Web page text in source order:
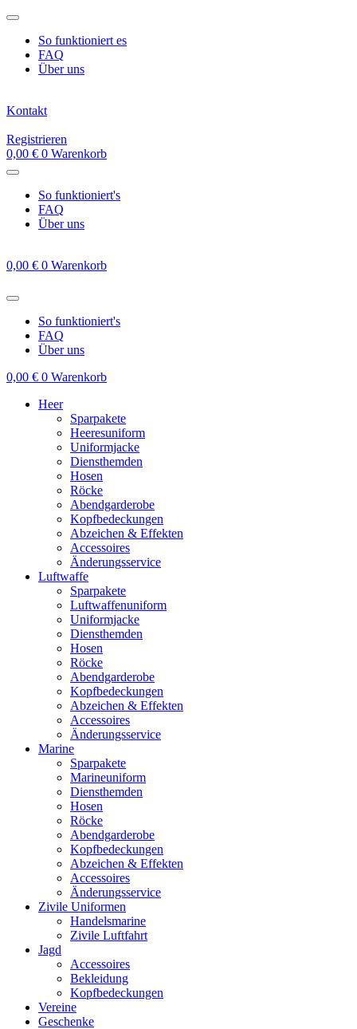
Zum
springenSo funktioniert es
FAQ
Über uns
Kontakt
Registrieren
0,00 € 0 Warenkorb
So funktioniert's
FAQ
Über uns
0,00 € 0 Warenkorb
So funktioniert's
FAQ
Über uns
0,00 € 0 Warenkorb
Heer
Sparpakete
Heeresuniform
Uniformjacke
Diensthemden
Hosen
Röcke
Abendgarderobe
Kopfbedeckungen
Abzeichen & Effekten
Accessoires
Änderungsservice
Luftwaffe
Sparpakete
Luftwaffenuniform
Uniformjacke
Diensthemden
Hosen
Röcke
Abendgarderobe
Kopfbedeckungen
Abzeichen & Effekten
Accessoires
Änderungsservice
Marine
Sparpakete
Marineuniform
Diensthemden
Hosen
Röcke
Abendgarderobe
Kopfbedeckungen
Abzeichen & Effekten
Accessoires
Änderungsservice
Zivile Uniformen
Handelsmarine
Zivile Luftfahrt
Jagd
Accessoires
Bekleidung
Kopfbedeckungen
Vereine
Geschenke